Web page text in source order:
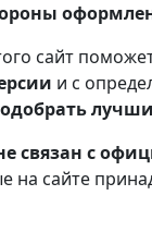
сайт
и с
связан с
на сайте